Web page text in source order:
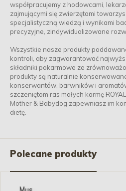
współpracujemy z hodowcami,
zajmującymi się zwierzętami
specjalistyczną wiedzą i wynikami
precyzyjne, zindywidualizowane
Wszystkie nasze produkty
kontroli, aby zagwarantować
składniki pokarmowe ze
produkty są naturalnie
konserwantów, barwników i
szczeniętom ras małych karmę
Mother & Babydog zapewniasz im
dietę.
Polecane produkty